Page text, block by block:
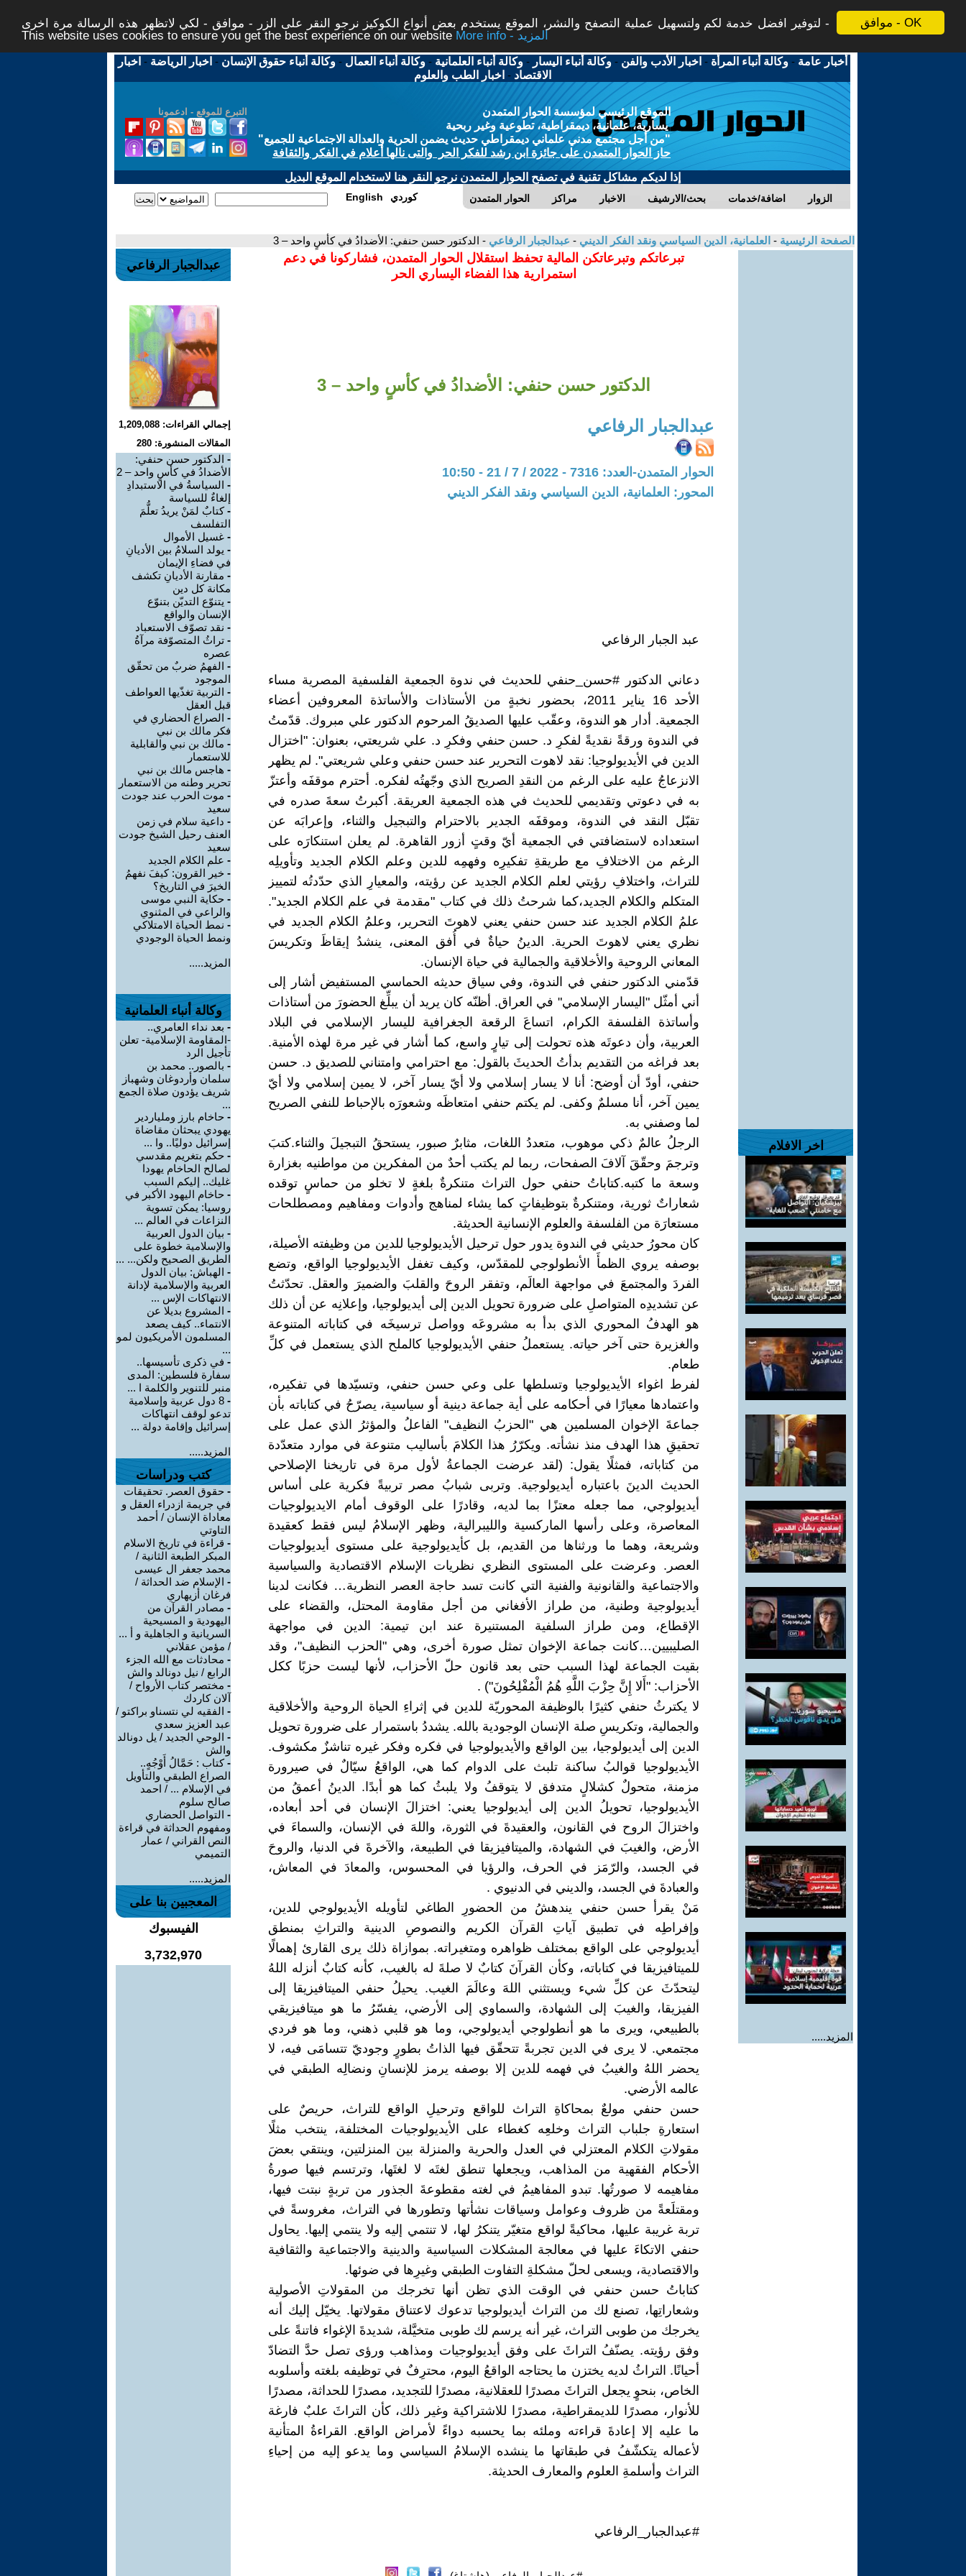
موافق - OK
لتوفير افضل خدمة لكم ولتسهيل عملية التصفح والنشر، الموقع يستخدم بعض أنواع الكوكيز نرجو النقر على الزر - موافق - لكي لاتظهر هذه الرسالة مرة اخرى -
This website uses cookies to ensure you get the best experience on our website
More info - المزيد
أخبار عامة -وكالة أنباء المرأة - اخبار الأدب والفن -وكالة أنباء اليسار -وكالة أنباء العلمانية -وكالة أنباء العمال -وكالة أنباء حقوق الإنسان - اخبار الرياضة - اخبار
الاقتصاد - اخبار الطب والعلوم
التبرع للموقع - ادعمونا
الموقع الرئيسي لمؤسسة الحوار المتمدن
يسارية، علمانية، ديمقراطية، تطوعية وغير ربحية
"من أجل مجتمع مدني علماني ديمقراطي حديث يضمن الحرية والعدالة الاجتماعية للجميع"
حاز الحوار المتمدن على جائزة ابن رشد للفكر الحر والتى نالها أعلام في الفكر والثقافة
إذا لديكم مشاكل تقنية في تصفح الحوار المتمدن نرجو النقر هنا لاستخدام الموقع البديل
الحوار المتمدن مراكز الاخبار بحث/الارشيف اضافة/خدمات الزوار English كوردي
الصفحة الرئيسية - العلمانية، الدين السياسي ونقد الفكر الديني - عبدالجبار الرفاعي - الدكتور حسن حنفي: الأضدادُ في كأسٍ واحد – 3
اخر الافلام
المزيد.....
تبرعاتكم وتبرعاتكن المالية تحفظ استقلال الحوار المتمدن، فشاركونا في دعم
استمرارية هذا الفضاء اليساري الحر
الدكتور حسن حنفي: الأضدادُ في كأسٍ واحد – 3
عبدالجبار الرفاعي
الحوار المتمدن-العدد: 7316 - 2022 / 7 / 21 - 10:50
المحور: العلمانية، الدين السياسي ونقد الفكر الديني
عبد الجبار الرفاعي
دعاني الدكتور #حسن_حنفي للحديث في ندوة الجمعية الفلسفية المصرية مساء
الأحد 16 يناير 2011، بحضور نخبةٍ من الأستاذات والأساتذة المعروفين أعضاء
الجمعية. أدار هو الندوة، وعقّب عليها الصديقُ المرحوم الدكتور علي مبروك. قدّمتُ
في الندوة ورقةً نقديةً لفكرِ د. حسن حنفي وفكرِ د. علي شريعتي، بعنوان: "اختزال
الدين في الأيديولوجيا: نقد لاهوت التحرير عند حسن حنفي وعلي شريعتي". لم يظهر
الانزعاجُ عليه على الرغم من النقدِ الصريح الذي وجّهتُه لفكره. أحترم موقفَه وأعتزّ
به في دعوتي وتقديمي للحديث في هذه الجمعية العريقة. أكبرتُ سعةَ صدره في
تقبّل النقد في الندوة، وموقفَه الجدير بالاحترام والتبجيل والثناء، وإعرابَه عن
استعداده لاستضافتي في الجمعية أيّ وقتٍ أزور القاهرة. لم يعلن استنكارَه على
الرغم من الاختلافِ مع طريقةِ تفكيرِه وفهمِه للدين وعلم الكلام الجديد وتأويلِه
للتراث، واختلافِ ‏رؤيتي لعلم الكلام الجديد عن رؤيته، والمعيارِ الذي حدّدتُه لتمييز
المتكلم والكلام الجديد،كما ‏شرحتُ ذلك في كتاب "مقدمة في علم الكلام الجديد".
‏علمُ الكلام الجديد عند حسن حنفي يعني لاهوتَ التحرير، وعلمُ الكلام الجديد في
نظري يعني لاهوتَ الحرية. الدينُ حياةٌ في أُفق المعنى، ينشدُ إيقاظَ وتكريسَ
المعاني الروحية والأخلاقية والجمالية في حياة الإنسان.
قدّمني الدكتور حنفي في الندوة، وفي سياق حديثه الحماسي المستفيض أشار إلى
أني أمثّل "اليسار الإسلامي" في العراق. أظنّه كان يريد أن يبلِّغ الحضورَ من أستاذات
وأساتذة الفلسفة الكرام، اتساعَ الرقعة الجغرافية لليسار الإسلامي في البلاد
العربية، وأن دعوتَه هذه تحولت إلى تيارٍ واسع، كما أشار في غير مرة لهذه الأمنية.
بعد فراغه من التقديم بدأتُ الحديثَ بالقول: مع احترامي وامتناني للصديق د. حسن
حنفي، أودّ أن أوضح: أنا لا يسار إسلامي ولا أيّ يسار آخر، لا يمين إسلامي ولا أيّ
يمين آخر، أنا مسلمٌ وكفى. لم يكتم حنفي امتعاظَه وشعورَه بالإحباط للنفي الصريح
لما وصفني به.
الرجلُ عالمٌ ذكي موهوب، متعددُ اللغات، مثابرٌ صبور، يستحقُ التبجيلَ والثناء.كتبَ
وترجمَ وحقّقَ آلافَ الصفحات، ربما لم يكتب أحدٌ من المفكرين من مواطنيه بغزارة
وسعة ما كتبه.كتاباتُ حنفي حول التراث متنكرةٌ بلغةٍ لا تخلو من حماسٍ توقده
شعاراتٌ ثورية، ومتنكرةٌ بتوظيفاتٍ كما يشاء لمناهج وأدوات ومفاهيم ومصطلحات
مستعارَة من الفلسفة والعلوم الإنسانية الحديثة.
كان محورُ حديثي في الندوة يدور حول ترحيل الأيديولوجيا للدين من وظيفته الأصيلة،
بوصفه يروي الظمأَ الأنطولوجي للمقدّس، وكيف تغفل الأيديولوجيا الواقع، وتضع
الفردَ والمجتمعَ في مواجهة العالَم، وتفقر الروحَ والقلبَ والضميرَ والعقل. تحدّثتُ
عن تشديدِه المتواصلِ على ضرورة تحويل الدين إلى أيديولوجيا، وإعلانِه عن أن ذلك
هو الهدفُ المحوري الذي بدأ به مشروعَه وواصل ترسيخَه في كتاباته المتنوعة
والغزيرة حتى آخر حياته. يستعملُ حنفي الأيديولوجيا كالملح الذي يستعمل في كلِّ
طعام.
لفرط اغواء الأيديولوجيا وتسلطها على وعي حسن حنفي، وتسيّدها في تفكيره،
واعتمادها معيارًا في أحكامه على أية جماعة دينية أو سياسية، يصرّحُ في كتاباته بأن
جماعةَ الإخوان المسلمين هي "الحزبُ النظيف" الفاعلُ والمؤثرُ الذي عمل على
تحقيقِ هذا الهدف منذ نشأته. ويكرّرُ هذا الكلامَ بأساليب متنوعة في موارد متعدّدة
من كتاباته، فمثلًا يقول: (لقد عرضت الجماعةُ لأول مرة في تاريخنا الإصلاحي
الحديث الدينَ باعتباره أيديولوجية. وتربى شبابُ مصر تربيةً فكرية على أساس
أيديولوجي، مما جعله معتزًا بما لديه، وقادرًا على الوقوف أمام الايديولوجيات
المعاصرة، وعلى رأسها الماركسية والليبرالية، وظهر الإسلامُ ليس فقط كعقيدة
وشريعة، وهما ما ورثناها من القديم، بل كأيديولوجية على مستوى أيديولوجيات
العصر. وعرضت على المستوى النظري نظريات الإسلام الاقتصادية والسياسية
والاجتماعية والقانونية والفنية التي كانت تسد حاجة العصر النظرية… ‏فكانت لدينا
أيديولوجية وطنية، من طراز الأفغاني من أجل مقاومة المحتل، والقضاء على
الإقطاع، ومن طراز السلفية المستنيرة عند ابن تيمية: الدين في مواجهة
الصليبيين…كانت جماعة الإخوان تمثل صورة أخرى، وهي "الحزب النظيف"، وقد
بقيت الجماعة لهذا السبب حتى بعد قانون حلّ الأحزاب، لأنها ليست حزبًا ككل
الأحزاب: "أَلا إِنَّ حِزْبَ اللَّهِ هُمُ الْمُفْلِحُونَ") .
لا يكترثُ حنفي كثيرًا بالوظيفة المحوريّة للدين في إثراءِ الحياة الروحية والأخلاقية
والجمالية، وتكريسِ صلة الإنسان الوجودية بالله. يشددُ باستمرار على ضرورة تحويل
الدين إلى أيديولوجيا، بين الواقع والأيديولوجيا في فكره وفكر غيره تناشزٌ مكشوف.
الأيديولوجيا قوالبُ ساكنة تلبث على الدوام كما هي، الواقعُ سيّالٌ في صيرورة
مزمنة، متحولٌ كشلالٍ متدفق لا يتوقفُ ولا يلبثُ كما هو أبدًا. الدينُ أعمقُ من
الأيديولوجيا، تحويلُ الدين إلى أيديولوجيا يعني: اختزالَ الإنسان في أحد أبعاده،
واختزالَ الروح في القانون، والعقيدةَ في الثورة، واللهَ في الإنسان، والسماءَ في
الأرض، والغيبَ في الشهادة، والميتافيزيقا في الطبيعة، والآخرةَ في الدنيا، والروحَ
في الجسد، والرّمَز في الحرف، والرؤيا في المحسوس، والمعادَ في المعاش،
والعبادةَ في الجسد، والديني في الدنيوي .
مَنْ يقرأ حسن حنفي يندهشُ من الحضورِ الطاغي لتأويله الأيديولوجي للدين،
وإفراطِه في تطبيق آياتِ القرآن الكريم والنصوصِ الدينية والتراثِ بمنطق
أيديولوجي على الواقع بمختلف ظواهره ومتغيراته. بموازاة ذلك يرى القارئ إهمالًا
للميتافيزيقا في كتاباته، وكأن القرآنَ كتابٌ لا صلةَ له بالغيب، كأنه كتابٌ أنزله اللهُ
ليتحدّثَ عن كلِّ شيء ويستثني اللهَ وعالَمَ الغيب. يحيلُ حنفي الميتافيزيقا إلى
الفيزيقا، والغيبَ إلى الشهادة، والسماوي إلى الأرضي، يفسّرُ ما هو ميتافيزيقي
بالطبيعي، ويرى ما هو أنطولوجي أيديولوجي، وما هو قلبي ذهني، وما هو فردي
مجتمعي. لا يرى في الدين تجربةً تتحقّق فيها الذاتُ بطورٍ وجوديّ تتسامَى فيه، لا
يحضر اللهُ والغيبُ في فهمه للدين إلا بوصفه يرمز للإنسانِ ونضالِه الطبقي في
عالمه الأرضي.
حسن حنفي مولعٌ بمحاكاةِ التراث للواقع وترحيلِ الواقع للتراث، حريصٌ على
استعارةِ جلباب التراث وخلعِه كغطاء على الأيديولوجيات المختلفة، ينتخب مثلًا
مقولاتِ الكلام المعتزلي في العدل والحرية والمنزلة بين المنزلتين، وينتقي بعضَ
الأحكام الفقهية من المذاهب، ويجعلها تنطق لغتَه لا لغتَها، وترتسم فيها صورةُ
مفاهيمه لا صورتُها. تبدو المفاهيمُ في لغته مقطوعةَ الجذور من تربةٍ نبتت فيها،
ومقتلَعةً من ظروف وعوامل وسياقات نشأتها وتطورها في التراث، مغروسةً في
تربة غريبة عليها، محاكيةً لواقع متغيّر يتنكرُ لها، لا تنتمي إليه ولا ينتمي إليها. يحاول
حنفي الاتكاءَ عليها في معالجة المشكلات السياسية والدينية والاجتماعية والثقافية
والاقتصادية، ويسعى لحلّ مشكلةِ التفاوت الطبقي وغيرِها في ضوئها.
كتاباتُ حسن حنفي في الوقت الذي تظن أنها تخرجك من المقولاتِ الأصولية
وشعاراتِها، تصنع لك من التراث أيديولوجيا تدعوك لاعتناق مقولاتها. يخيّل إليك أنه
يخرجك من طوبى التراث، غير أنه يرسم لك طوبى متخيَّلة، شديدةَ الإغواء فاتنةً على
وفق رؤيته. يصنّفُ التراثَ على وفق أيديولوجيات ومذاهب ورؤى تصل حدَّ التضادّ
أحيانًا. التراثُ لديه يختزن ما يحتاجه الواقعُ اليوم، محترِفٌ في توظيفه بلغته وأسلوبه
الخاص، بنحوٍ يجعل التراثَ مصدرًا للعقلانية، مصدرًا للتجديد، مصدرًا للحداثة، مصدرًا
للأنوار، مصدرًا للديمقراطية، مصدرًا للاشتراكية وغير ذلك، كأن التراثَ علبٌ فارغة
ما عليه إلا إعادةَ قراءته وملئه بما يحسبه دواءً لأمراض الواقع. القراءةُ المتأنية
لأعماله يتكشّفُ في طبقاتها ما ينشده الإسلامُ السياسي وما يدعو إليه من إحياءِ
التراث وأسلمةِ العلوم والمعارف الحديثة.
#عبدالجبار_الرفاعي
عبدالجبار الرفاعي
إجمالي القراءات: 1,209,088
المقالات المنشورة: 280
- الدكتور حسن حنفي:
الأضدادُ في كأسٍ واحد – 2
- السياسةُ في الاستبدادِ
إلغاءٌ للسياسة
-كتابٌ لمَنْ يريدُ تعلُّمَ
التفلسف
- غسيل الأموال
- يولد السلامُ بين الأديانِ
في فضاءِ الإيمان
- مقارنة الأديانِ تكشف
مكانة كل دين
- يتنوّع التديّن بتنوّع
الإنسان والواقع
- نقد تصوّف الاستعباد
- تراثُ المتصوّفة مرآةُ
عصره
- الفهمُ ضربٌ من تحقّق
الموجود
- التربية تغذّيها العواطف
قبل العقل
- الصراع الحضاري في
فكر مالك بن نبي
- مالك بن نبي والقابلية
للاستعمار
- هاجس مالك بن نبي
تحرير وطنه من الاستعمار
- موت الحرب عند جودت
سعيد
- داعية سلام في زمن
العنف رحيل الشيخ جودت
سعيد
- علم الكلام الجديد
- خير القرون: كيفَ نفهمُ
الخيرَ في التاريخ؟
- حكاية النبي موسى
والراعي في المثنوي
- نمط الحياة الامتلاكي
ونمط الحياة الوجودي
المزيد.....
وكالة أنباء العلمانية
- بعد نداء العامري..
-المقاومة الإسلامية- تعلن
تأجيل الرد
- بالصور.. محمد بن
سلمان وأردوغان وشهباز
شريف يؤدون صلاة الجمع
...
- حاخام بارز وملياردير
يهودي يبحثان مقاضاة
إسرائيل دوليًا.. وا ...
- حكم بتغريم مقدسي
لصالح الحاخام يهودا
غليك.. إليكم السبب
- حاخام اليهود الأكبر في
روسيا: يمكن تسوية
النزاعات في العالم ...
- بيان الدول العربية
والإسلامية خطوة على
الطريق الصحيح ولكن... ...
- الهباش: بيان الدول
العربية والإسلامية لإدانة
الانتهاكات الإس ...
- المشروع بديلا عن
الانتماء.. كيف يصعد
المسلمون الأمريكيون لمو
...
- في ذكرى تأسيسها..
سفارة فلسطين: المدى
منبر للتنوير والكلمة ا ...
-
8 دول عربية وإسلامية
تدعو لوقف انتهاكات
إسرائيل وإقامة دولة ...
المزيد.....
كتب ودراسات
- حقوق العصر. تحقيقات
في جريمة ازدراء العقل و
معاداة الإنسان / أحمد
التاوتي
- قراءة في تاريخ الاسلام
المبكر الطبعة الثانية /
محمد جعفر ال عيسى
- الإسلام ضد الحداثة /
فرغان أزيهاري
- مصادر القرآن من
اليهودية و المسيحية
السريانية و الجاهلية و أ ...
/ مؤمن عقلاني
- محادثات مع الله الجزء
الرابع / نيل دونالد والش
- مختصر كتاب الأرواح /
آلان كاردك
- الفقيه لي نتسناو براكتو /
عبد العزيز سعدي
- الوحي الجديد / يل دونالد
والش
-كتاب : حَمَّالُ أَوْجُهٍ..
الصراع الطبقي والتأويل
في الإسلام ... / احمد
صالح سلوم
- التواصل الحضاري
ومفهوم الحداثة في قراءة
النص القراني / عمار
التميمي
المزيد.....
المعجبين بنا على
الفيسبوك
3,732,970